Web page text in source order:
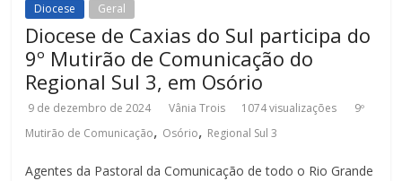
Diocese Geral
Diocese de Caxias do Sul participa do
9º Mutirão de Comunicação do
Regional Sul 3, em Osório
9 de dezembro de 2024 Vânia Trois 1074 visualizações
9º
Mutirão de Comunicação, Osório, Regional Sul 3
Agentes da Pastoral da Comunicação de todo o Rio Grande